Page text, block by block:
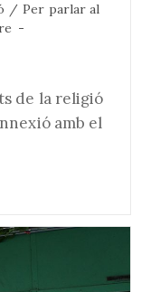
/ Per parlar al
de la religió
amb el